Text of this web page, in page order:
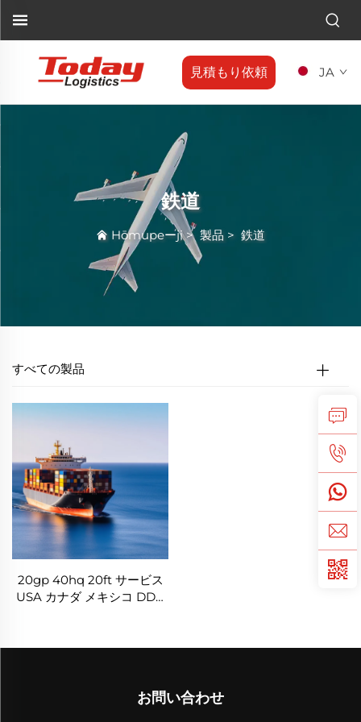
見積もり依頼 JA
鉄道
Hōmupeーji> 製品 > 鉄道
すべての製品
20gp 40hq 20ft サービス
USA カナダ メキシコ DDP
船舶 中国から
お問い合わせ